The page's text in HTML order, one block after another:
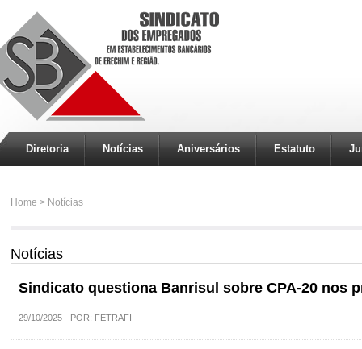
Diretoria Notícias Aniversários Estatuto
Home > Notícias
Notícias
Sindicato questiona Banrisul sobre CPA-20 nos
29/10/2025 - POR: FETRAFI